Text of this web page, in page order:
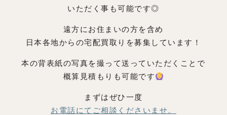
いただく事も可能です◎
遠方にお住まいの方を含め
日本各地からの宅配買取りを募集しています！
本の背表紙の写真を撮って送っていただくことで
概算見積もりも可能です
まずはぜひ一度
お電話にてご相談くださいませ。